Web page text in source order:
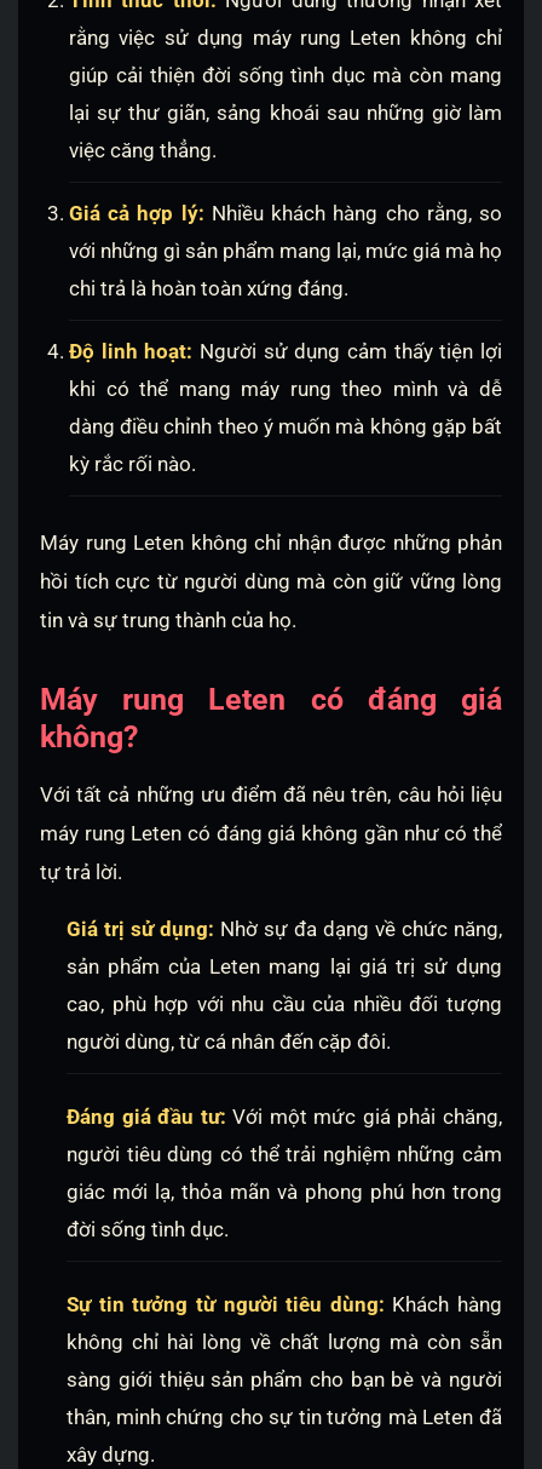
rằng việc sử dụng máy rung Leten không chỉ
giúp cải thiện đời sống tình dục mà còn mang
lại sự thư giãn, sảng khoái sau những giờ làm
việc căng thẳng.
Giá cả hợp lý: Nhiều khách hàng cho rằng, so
với những gì sản phẩm mang lại, mức giá mà họ
chi trả là hoàn toàn xứng đáng.
Độ linh hoạt: Người sử dụng cảm thấy tiện lợi
khi có thể mang máy rung theo mình và dễ
dàng điều chỉnh theo ý muốn mà không gặp bất
kỳ rắc rối nào.
Máy rung Leten không chỉ nhận được những phản
hồi tích cực từ người dùng mà còn giữ vững lòng
tin và sự trung thành của họ.
Máy rung Leten có đáng giá
không?
Với tất cả những ưu điểm đã nêu trên, câu hỏi liệu
máy rung Leten có đáng giá không gần như có thể
tự trả lời.
Giá trị sử dụng: Nhờ sự đa dạng về chức năng,
sản phẩm của Leten mang lại giá trị sử dụng
cao, phù hợp với nhu cầu của nhiều đối tượng
người dùng, từ cá nhân đến cặp đôi.
Đáng giá đầu tư: Với một mức giá phải chăng,
người tiêu dùng có thể trải nghiệm những cảm
giác mới lạ, thỏa mãn và phong phú hơn trong
đời sống tình dục.
Sự tin tưởng từ người tiêu dùng: Khách hàng
không chỉ hài lòng về chất lượng mà còn sẵn
sàng giới thiệu sản phẩm cho bạn bè và người
thân, minh chứng cho sự tin tưởng mà Leten đã
xây dựng.